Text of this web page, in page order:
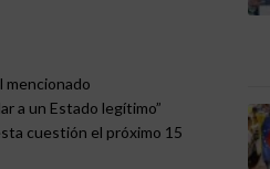
mencionado
a un Estado legítimo”
cuestión el próximo 15